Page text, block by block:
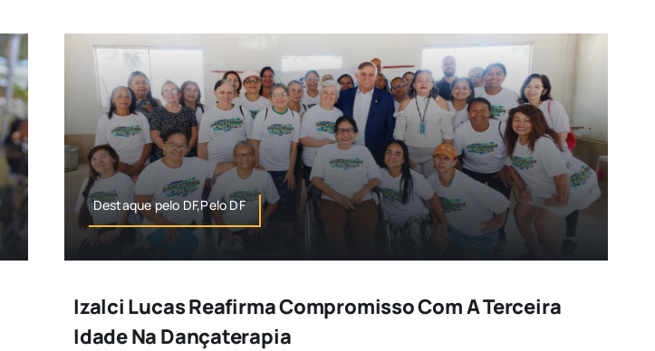
Destaque pelo DF,Pelo DF
Izalci Lucas Reafirma Compromisso Com A Terceira
Idade Na Dançaterapia